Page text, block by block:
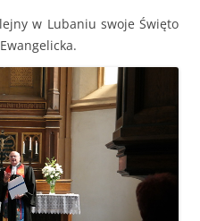
w Lubaniu swoje Święto